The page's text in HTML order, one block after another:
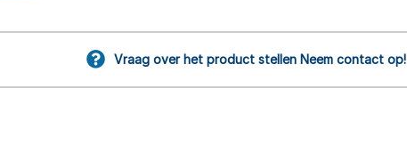
Vraag over het product stellen Neem contact op!